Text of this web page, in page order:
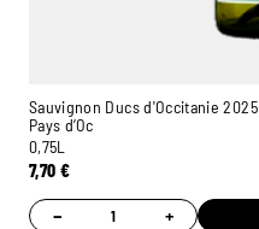
Sauvignon Ducs d'Occitanie 2025
Pays d’Oc
0,75L
7,70 €
− +